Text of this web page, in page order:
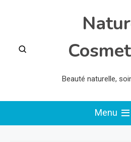
Beauté naturelle,
Menu